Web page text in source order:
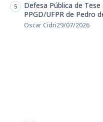
Defesa Pública de
PPGD/UFPR de Pedro
Oscar Cidri29/07/2026